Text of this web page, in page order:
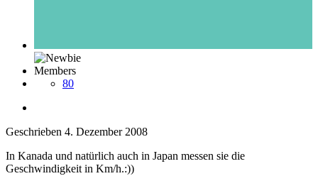
Members
80
Geschrieben 4. Dezember 2008
In Kanada und natürlich auch in Japan messen sie die
Geschwindigkeit in Km/h.:))